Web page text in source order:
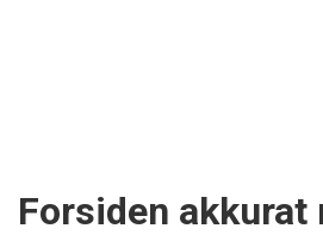
Forsiden akkurat